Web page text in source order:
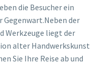
die Besucher ein
Gegenwart.Neben der
Werkzeuge liegt der
alter Handwerkskunst
Sie Ihre Reise ab und